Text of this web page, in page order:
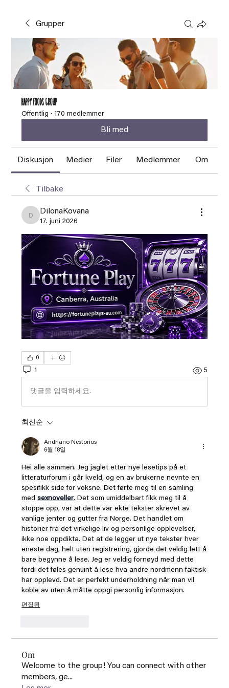
Grupper
HAPPY FOODS Group
Offentlig · 170 medlemmer
Bli med
Diskusjon Medier Filer Medlemmer Om
Tilbake
DilonaKovana
DilonaKovana
17. juni 2026
0
1 5
댓글을 입력하세요.
최신순
Andriano Nestorios
6월 18일
Hei alle sammen. Jeg jaglet etter nye lesetips på et
litteraturforum i går kveld, og en av brukerne nevnte en
spesifikk side for voksne. Det førte meg til en samling
med sexnoveller. Det som umiddelbart fikk meg til å
stoppe opp, var at dette var ekte tekster skrevet av
vanlige jenter og gutter fra Norge. Det handlet om
historier fra det virkelige liv og personlige opplevelser,
ikke noe oppdikta. Det at de legger ut nye tekster hver
eneste dag, helt uten registrering, gjorde det veldig lett å
bare begynne å lese. Jeg er veldig fornøyd med dette
fordi det føles genuint å lese hva andre nordmenn faktisk
har opplevd. Det er perfekt underholdning når man vil
koble av uten å måtte oppgi personlig informasjon.
편집됨
Om
Welcome to the group! You can connect with other
members, ge...